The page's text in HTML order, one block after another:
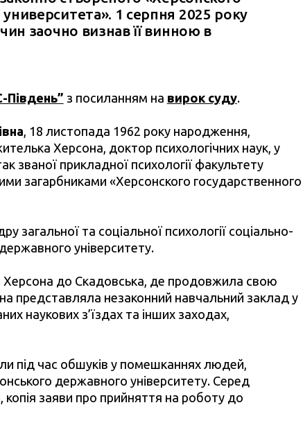
1 серпня 2025 року
заочно визнав її винною в
Південь” з посиланням на вирок суду.
, 18 листопада 1962 року народження,
Херсона, доктор психологічних наук, у
званої прикладної психології факультету
загарбниками «Херсонского государственного
та соціальної психології соціально-
університету.
Херсона до Скадовська, де продовжила свою
представляла незаконний навчальний заклад у
наукових з’їздах та інших заходах,
під час обшуків у помешканнях людей,
державного університету. Серед
копія заяви про прийняття на роботу до